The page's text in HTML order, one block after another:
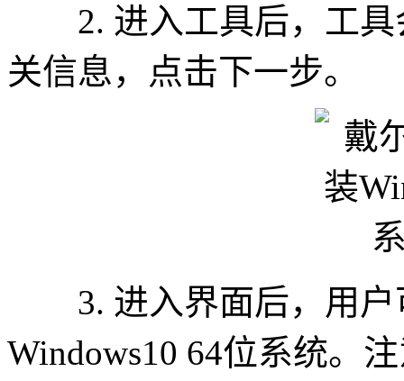
2. 进入工具后，工具
关信息，点击下一步。
3. 进入界面后，用户
Windows10 64位系统。